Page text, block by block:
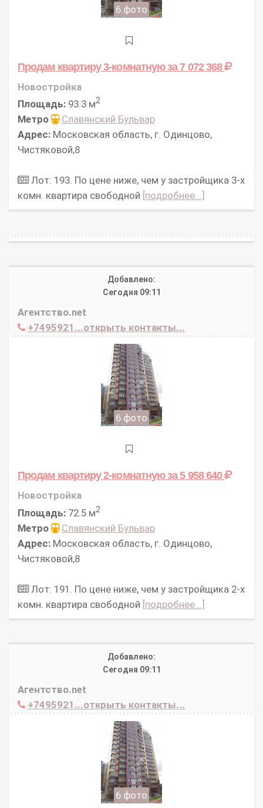
6 фото
Продам квартиру 3-комнатнуюза 7 072 368
Новостройка
Площадь: 93.3 м2
Метро
Славянский Бульвар
Адрес: Московская область, г. Одинцово,
Чистяковой,8
Лот: 193. По цене ниже, чем у застройщика 3-х
комн. квартира свободной [подробнее...]
Добавлено:
Сегодня 09:11
Агентство.net
+7495921...открыть контакты...
6 фото
Продам квартиру 2-комнатнуюза 5 958 640
Новостройка
Площадь: 72.5 м2
Метро
Славянский Бульвар
Адрес: Московская область, г. Одинцово,
Чистяковой,8
Лот: 191. По цене ниже, чем у застройщика 2-х
комн. квартира свободной [подробнее...]
Добавлено:
Сегодня 09:11
Агентство.net
+7495921...открыть контакты...
6 фото